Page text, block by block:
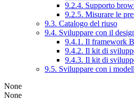
9.2.4. Supporto
9.2.5. Misurare le
9.3. Catalogo del riuso
9.4. Sviluppare con il
9.4.1. Il framework
9.4.2. Il kit di
9.4.3. Il kit di
9.5. Sviluppare con i
None
None